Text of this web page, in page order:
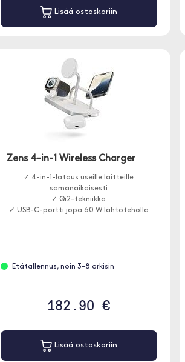
Lisää ostoskoriin
Zens 4-in-1 Wireless Charger
✓ 4-in-1-lataus useille laitteille
samanaikaisesti
✓ Qi2-tekniikka
✓ USB-C-portti jopa 60 W lähtöteholla
Etätallennus, noin 3-8 arkisin
182.90 €
Lisää ostoskoriin